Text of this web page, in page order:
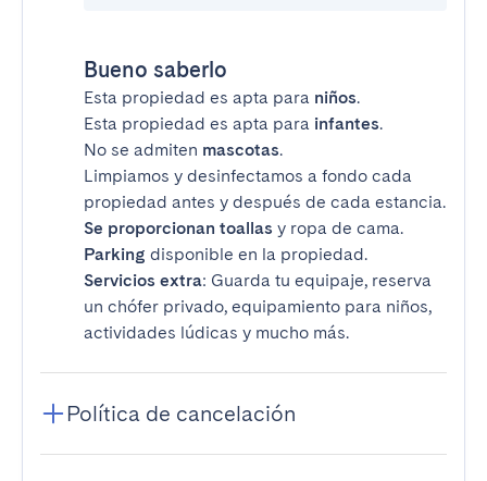
Bueno saberlo
Esta propiedad es apta para niños.
Esta propiedad es apta para infantes.
No se admiten mascotas.
Limpiamos y desinfectamos a fondo cada
propiedad antes y después de cada estancia.
Se proporcionan toallas y ropa de cama.
Parking disponible en la propiedad.
Servicios extra: Guarda tu equipaje, reserva
un chófer privado, equipamiento para niños,
actividades lúdicas y mucho más.
Política de cancelación